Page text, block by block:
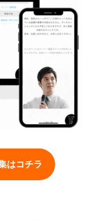
はコチラ